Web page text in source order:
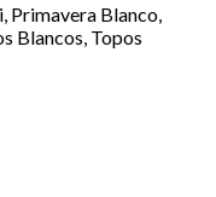
Primavera Blanco,
Blancos, Topos